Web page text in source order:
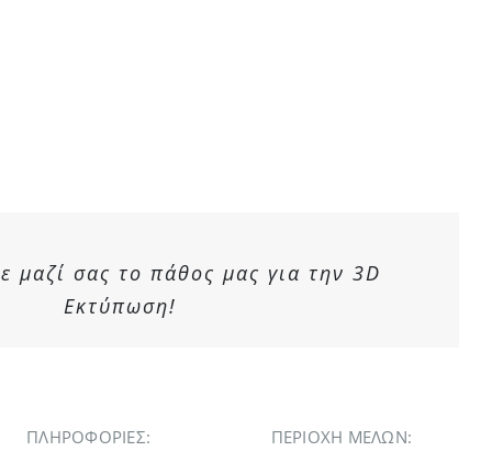
μαζί σας το πάθος μας για την 3D
Εκτύπωση!
ΠΛΗΡΟΦΟΡΙΕΣ: ΠΕΡΙΟΧΉ ΜΕΛΏΝ: